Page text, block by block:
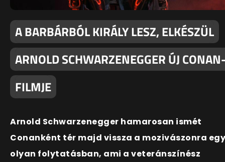
A BARBÁRBÓL KIRÁLY LESZ, ELKÉSZÜL
ARNOLD SCHWARZENEGGER ÚJ
FILMJE
Arnold Schwarzenegger hamarosan ismét
Conanként tér majd vissza a mozivászonra egy
olyan folytatásban, ami a veteránszínész